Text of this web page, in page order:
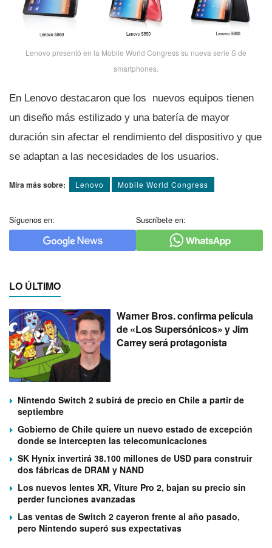
Lenovo presentó en la Mobile World Congress su nueva serie S de
smartphones.
En Lenovo destacaron que los nuevos equipos tienen
un diseño más estilizado y una baterí­a de mayor
duración sin afectar el rendimiento del dispositivo y que
se adaptan a las necesidades de los usuarios.
Mira más sobre: Lenovo Mobile World Congress
Síguenos en: Suscríbete en:
LO ÚLTIMO
Warner Bros. confirma película
de «Los Supersónicos» y Jim
Carrey será protagonista
Nintendo Switch 2 subirá de precio en Chile a partir de
septiembre
Gobierno de Chile quiere un nuevo estado de excepción
donde se intercepten las telecomunicaciones
SK Hynix invertirá 38.100 millones de USD para construir
dos fábricas de DRAM y NAND
Los nuevos lentes XR, Viture Pro 2, bajan su precio sin
perder funciones avanzadas
Las ventas de Switch 2 cayeron frente al año pasado,
pero Nintendo superó sus expectativas